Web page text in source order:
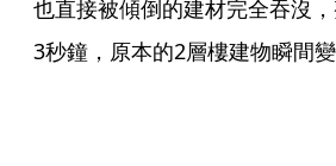
也直接被傾倒的建材完全吞沒
3秒鐘，原本的2層樓建物瞬間變